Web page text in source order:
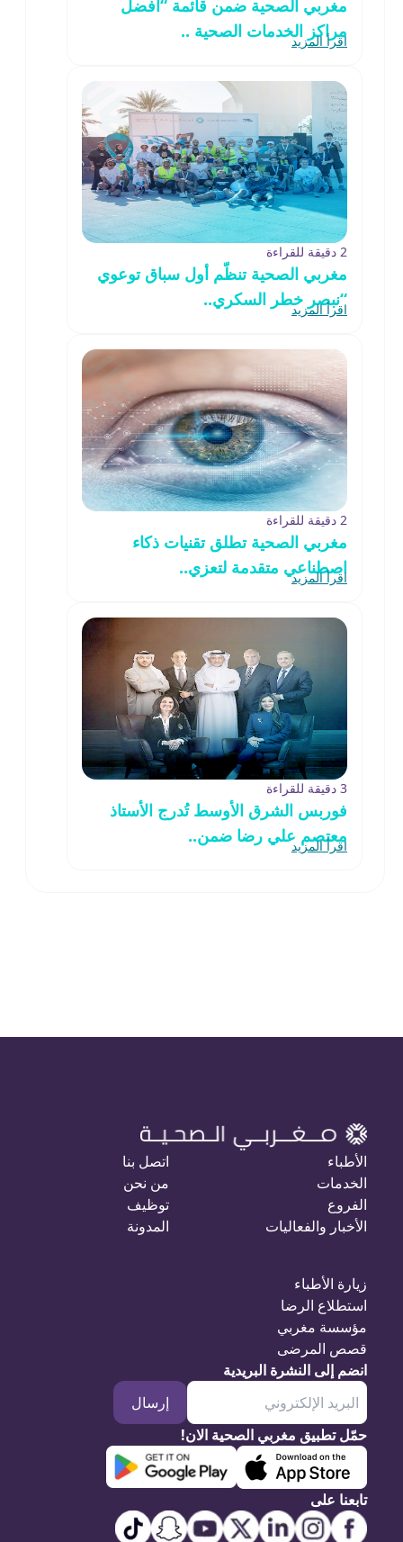
مغربي الصحية ضمن قائمة “أفضل
مراكز الخدمات الصحية ..
اقرأ المزيد
2 دقيقة للقراءة
مغربي الصحية تنظّم أول سباق توعوي
“نبصر خطر السكري..
اقرأ المزيد
2 دقيقة للقراءة
مغربي الصحية تطلق تقنيات ذكاء
اصطناعي متقدمة لتعزي..
اقرأ المزيد
3 دقيقة للقراءة
فوربس الشرق الأوسط تُدرج الأستاذ
معتصم علي رضا ضمن..
اقرأ المزيد
الأطباء
الخدمات
الفروع
الأخبار والفعاليات
اتصل بنا
من نحن
توظيف
المدونة
زيارة الأطباء
استطلاع الرضا
مؤسسة مغربي
قصص المرضى
انضم إلى النشرة البريدية
إرسال
حمّل تطبيق مغربي الصحية الان!
تابعنا على